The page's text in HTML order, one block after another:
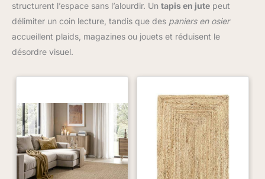
structurent l’espace sans l’alourdir. Un tapis en jute peut
délimiter un coin lecture, tandis que des paniers en osier
accueillent plaids, magazines ou jouets et réduisent le
désordre visuel.